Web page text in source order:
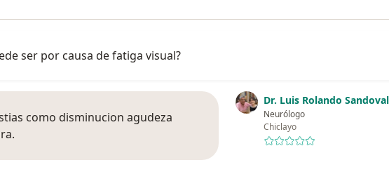
ser por causa de fatiga visual?
Dr. Luis Rolando
Neurólogo
Chiclayo
como disminucion agudeza